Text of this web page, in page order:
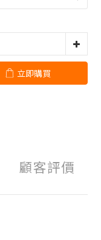
立即購買
顧客評價